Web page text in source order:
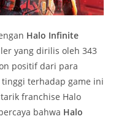
Halo Infinite
yang dirilis oleh 343
positif dari para
terhadap game ini
franchise Halo
bahwa Halo